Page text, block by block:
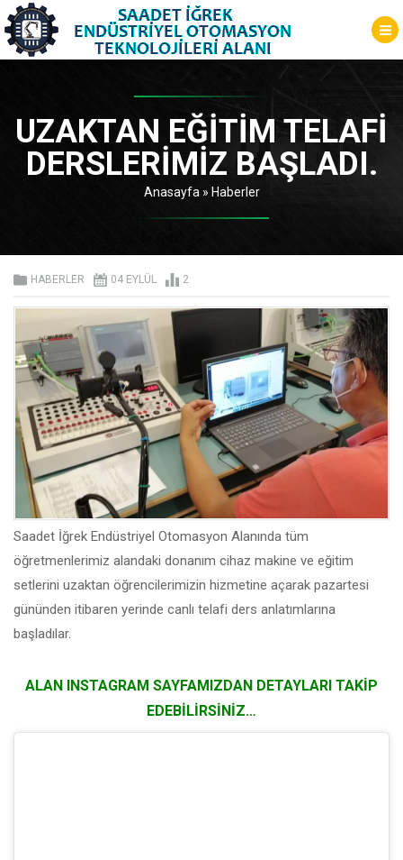
UZAKTAN EĞİTİM TELAFİ
DERSLERİMİZ BAŞLADI.
Anasayfa » Haberler
HABERLER 04 EYLÜL 2
Saadet İğrek Endüstriyel Otomasyon Alanında tüm
öğretmenlerimiz alandaki donanım cihaz makine ve eğitim
setlerini uzaktan öğrencilerimizin hizmetine açarak pazartesi
gününden itibaren yerinde canlı telafi ders anlatımlarına
başladılar.
ALAN INSTAGRAM SAYFAMIZDAN DETAYLARI TAKİP
EDEBİLİRSİNİZ…